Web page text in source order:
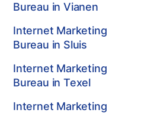
Bureau in Vianen
Internet Marketing
Bureau in Sluis
Internet Marketing
Bureau in Texel
Internet Marketing